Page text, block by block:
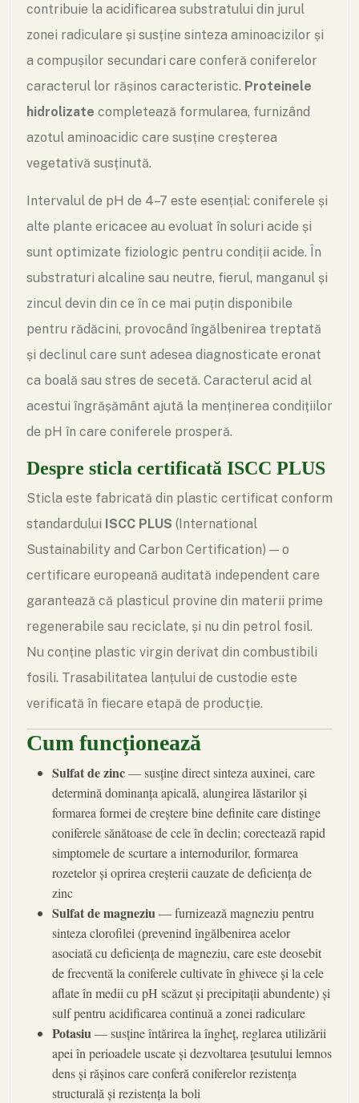
contribuie la acidificarea substratului din jurul
zonei radiculare și susține sinteza aminoacizilor și
a compușilor secundari care conferă coniferelor
caracterul lor rășinos caracteristic. Proteinele
hidrolizate completează formularea, furnizând
azotul aminoacidic care susține creșterea
vegetativă susținută.
Intervalul de pH de 4–7 este esențial: coniferele și
alte plante ericacee au evoluat în soluri acide și
sunt optimizate fiziologic pentru condiții acide. În
substraturi alcaline sau neutre, fierul, manganul și
zincul devin din ce în ce mai puțin disponibile
pentru rădăcini, provocând îngălbenirea treptată
și declinul care sunt adesea diagnosticate eronat
ca boală sau stres de secetă. Caracterul acid al
acestui îngrășământ ajută la menținerea condițiilor
de pH în care coniferele prosperă.
Despre sticla certificată ISCC PLUS
Sticla este fabricată din plastic certificat conform
standardului ISCC PLUS (International
Sustainability and Carbon Certification) — o
certificare europeană auditată independent care
garantează că plasticul provine din materii prime
regenerabile sau reciclate, și nu din petrol fosil.
Nu conține plastic virgin derivat din combustibili
fosili. Trasabilitatea lanțului de custodie este
verificată în fiecare etapă de producție.
Cum funcționează
Sulfat de zinc— susține direct sinteza auxinei, care
determină dominanța apicală, alungirea lăstarilor și
formarea formei de creștere bine definite care distinge
coniferele sănătoase de cele în declin; corectează rapid
simptomele de scurtare a internodurilor, formarea
rozetelor și oprirea creșterii cauzate de deficiența de
zinc
Sulfatde magneziu— furnizează magneziu pentru
sinteza clorofilei (prevenind îngălbenirea acelor
asociată cu deficiența de magneziu, care este deosebit
de frecventă la coniferele cultivate în ghivece și la cele
aflate în medii cu pH scăzut și precipitații abundente) și
sulf pentru acidificarea continuă a zonei radiculare
Potasiu— susține întărirea la îngheț, reglarea utilizării
apei în perioadele uscate și dezvoltarea țesutului lemnos
dens și rășinos care conferă coniferelor rezistența
structurală și rezistența la boli